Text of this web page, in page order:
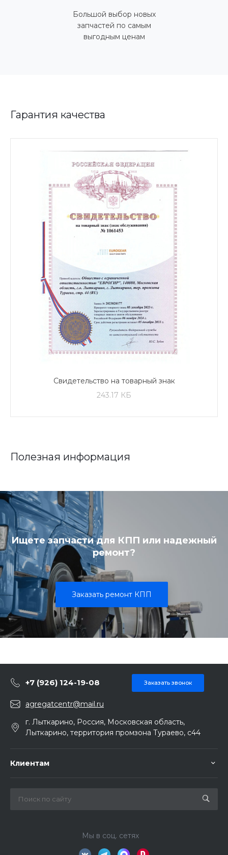
Большой выбор новых
запчастей по самым
выгодным ценам
Гарантия качества
Свидетельство на товарный знак
243.17 КБ
Полезная информация
Ищете запчасти для КПП или надежный
ремонт?
Заказать ремонт КПП
+7 (926) 124-19-08 Заказать звонок
agregatcentr@mail.ru
г. Лыткарино, Россия, Московская область,
Лыткарино, территория промзона Тураево, с44
Клиентам
Мы в соц. сетях